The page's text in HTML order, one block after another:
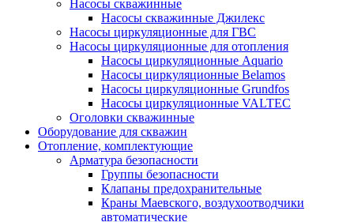
Насосы скважинные
Насосы скважинные Джилекс
Насосы циркуляционные для ГВС
Насосы циркуляционные для отопления
Насосы циркуляционные Aquario
Насосы циркуляционные Belamos
Насосы циркуляционные Grundfos
Насосы циркуляционные VALTEC
Оголовки скважинные
Оборудование для скважин
Отопление, комплектующие
Арматура безопасности
Группы безопасности
Клапаны предохранительные
Краны Маевского, воздухоотводчики
автоматические